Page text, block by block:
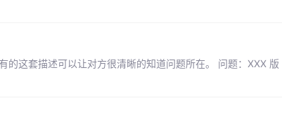
这套描述可以让对方很清晰的知道问题所在。 问题：XXX 版